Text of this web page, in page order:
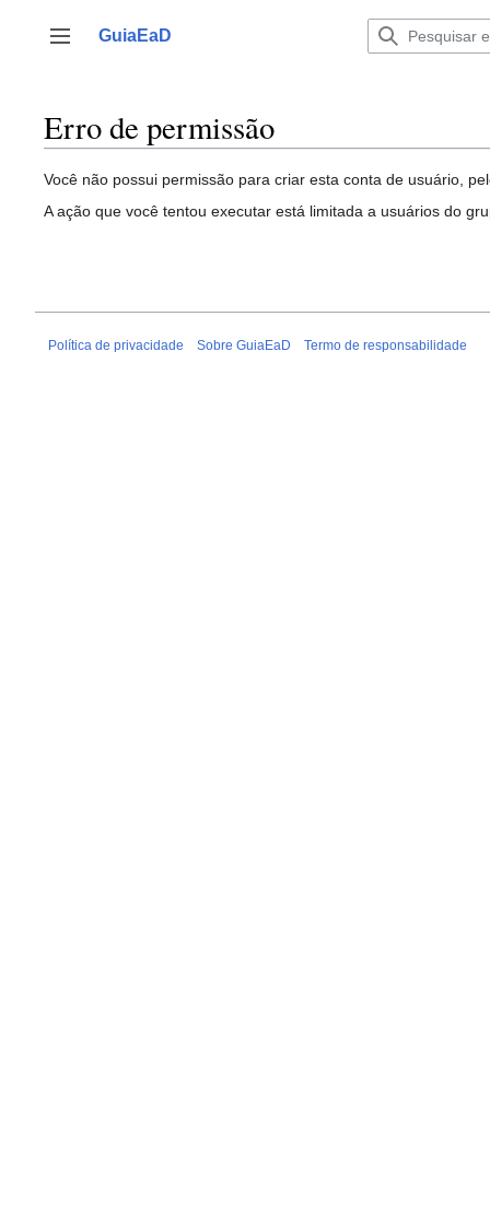
para
Alternar barra lateral
GuiaEaD
Erro de permissão
Você não possui permissão para criar esta conta de usuário,
A ação que você tentou executar está limitada a usuários do
Política de privacidade Sobre GuiaEaD Termo de responsabilidade